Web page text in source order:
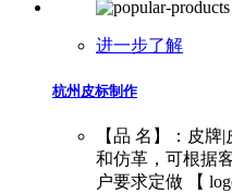
进一步了解
杭州皮标制作
【品 名】：皮
和仿革，可根据
户要求定做 【